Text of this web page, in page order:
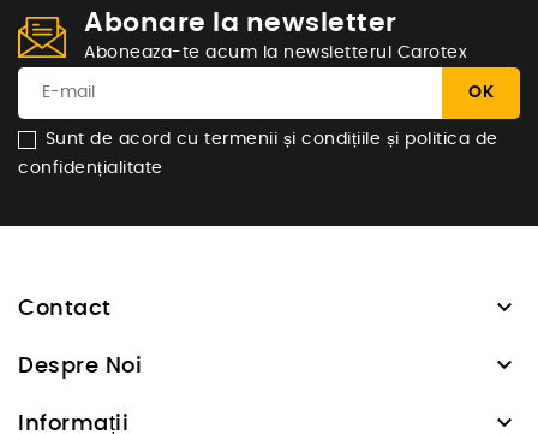
Abonare la newsletter
Aboneaza-te acum la newsletterul Carotex
Sunt de acord cu termenii și condițiile și politica de
confidențialitate
Contact 
Despre Noi 
Informații 